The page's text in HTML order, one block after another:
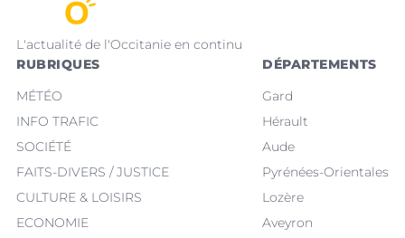
L'actualité de l'Occitanie en continu
RUBRIQUES
MÉTÉO
INFO TRAFIC
SOCIÉTÉ
FAITS-DIVERS / JUSTICE
CULTURE & LOISIRS
ECONOMIE
DÉPARTEMENTS
Gard
Hérault
Aude
Pyrénées-Orientales
Lozère
Aveyron